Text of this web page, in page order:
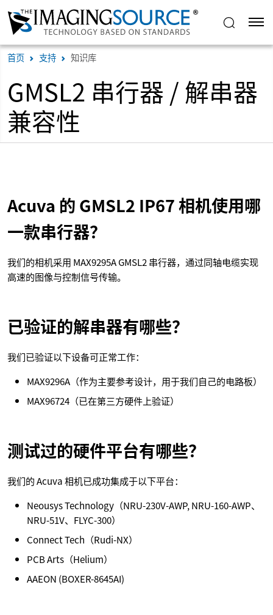
首页 支持 知识库
GMSL2 串行器 / 解串器
兼容性
Acuva 的 GMSL2 IP67 相机使用哪
一款串行器？
我们的相机采用 MAX9295A GMSL2 串行器，通过同轴电缆实现
高速的图像与控制信号传输。
已验证的解串器有哪些？
我们已验证以下设备可正常工作：
MAX9296A（作为主要参考设计，用于我们自己的电路板）
MAX96724（已在第三方硬件上验证）
测试过的硬件平台有哪些？
我们的 Acuva 相机已成功集成于以下平台：
Neousys Technology（NRU-230V-AWP, NRU-160-AWP、
NRU-51V、FLYC-300）
Connect Tech（Rudi-NX）
PCB Arts（Helium）
AAEON (BOXER-8645AI)